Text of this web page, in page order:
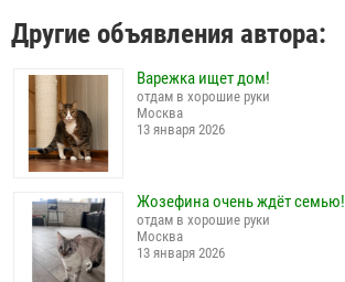
Другие объявления автора:
Варежка ищет дом!
отдам в хорошие руки
Москва
13 января 2026
Жозефина очень ждёт семью!
отдам в хорошие руки
Москва
13 января 2026